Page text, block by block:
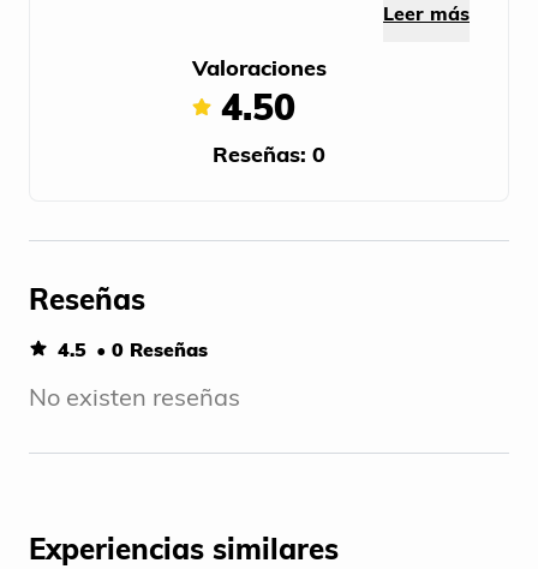
Leer más
Valoraciones
4.50
Reseñas: 0
Reseñas
4.5 • 0 Reseñas
No existen reseñas
Experiencias similares